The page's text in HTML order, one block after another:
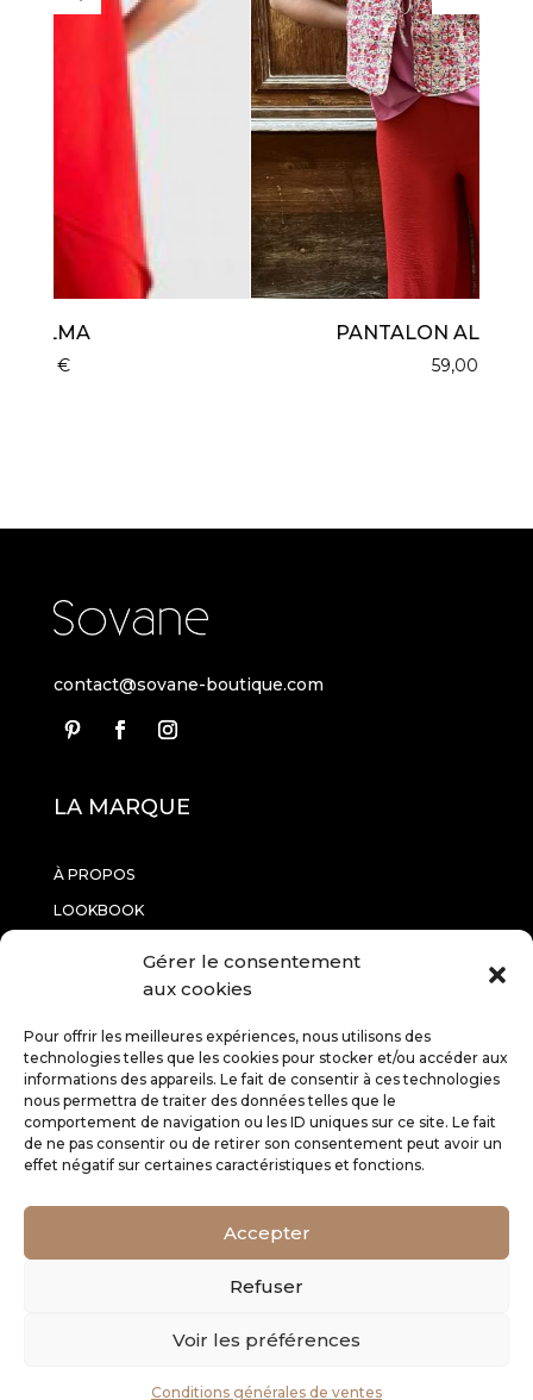
Gérer le consentement
aux cookies
Pour offrir les meilleures expériences, nous utilisons des
technologies telles que les cookies pour stocker et/ou accéder aux
informations des appareils. Le fait de consentir à ces technologies
nous permettra de traiter des données telles que le
comportement de navigation ou les ID uniques sur ce site. Le fait
de ne pas consentir ou de retirer son consentement peut avoir un
effet négatif sur certaines caractéristiques et fonctions.
Accepter
Refuser
Voir les préférences
Conditions générales de ventes
PANTALON ALMA ROUGE
contact@sovane-boutique.com
LA MARQUE
À PROPOS
LOOKBOOK
RETOURS
CGV
MENTIONS LÉGALES